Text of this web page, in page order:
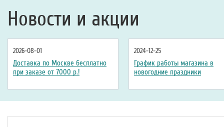
Новости и акции
2026-08-01
Доставка по Москве бесплатно
при заказе от 7000 р.!
2024-12-25
График работы магазина в
новогодние праздники